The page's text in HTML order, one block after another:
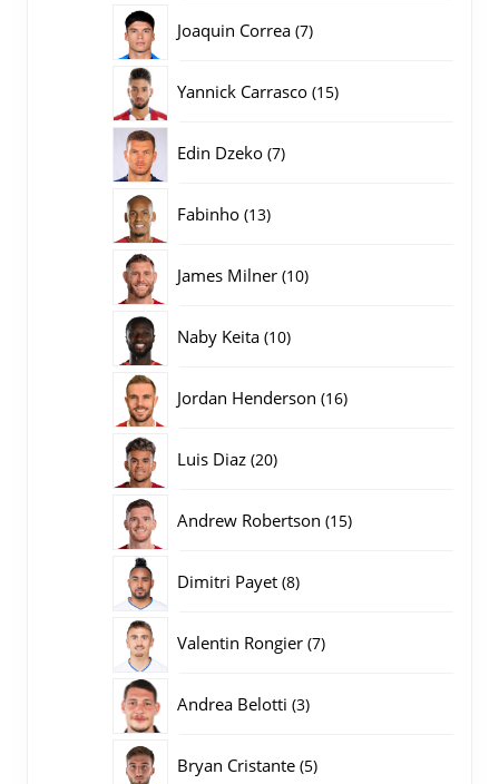
Joaquin Correa 77
Yannick Carrasco 1515
Edin Dzeko 77
Fabinho 1313
James Milner 1010
Naby Keita 1010
Jordan Henderson 1616
Luis Diaz 2020
Andrew Robertson 1515
Dimitri Payet 88
Valentin Rongier 77
Andrea Belotti 33
Bryan Cristante 55